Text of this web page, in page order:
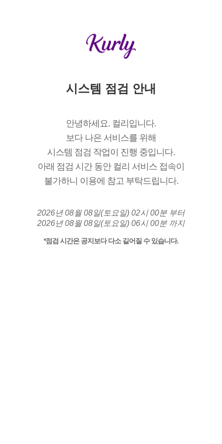
시스템 점검 안내
안녕하세요. 컬리입니다.
보다 나은 서비스를 위해
시스템 점검 작업이 진행 중입니다.
아래 점검 시간 동안 컬리 서비스 접속이
불가하니 이용에 참고 부탁드립니다.
2026년 08월 08일(토요일) 02시 00분 부터
2026년 08월 08일(토요일) 06시 00분 까지
*점검 시간은 공지보다 다소 길어질 수 있습니다.